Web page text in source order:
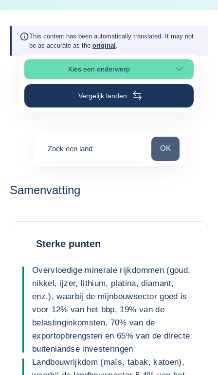
This content has been automatically translated. It may not
be as accurate as the original .
Kies een onderwerp
Selecteer paginasectie
Vergelijk landen
Zoek een land Zoek een land
OK
Samenvatting
Sterke punten
Overvloedige minerale rijkdommen (goud,
nikkel, ijzer, lithium, platina, diamant,
enz.), waarbij de mijnbouwsector goed is
voor 12% van het bbp, 19% van de
belastinginkomsten, 70% van de
exportopbrengsten en 65% van de directe
buitenlandse investeringen
Landbouwrijkdom (maïs, tabak, katoen),